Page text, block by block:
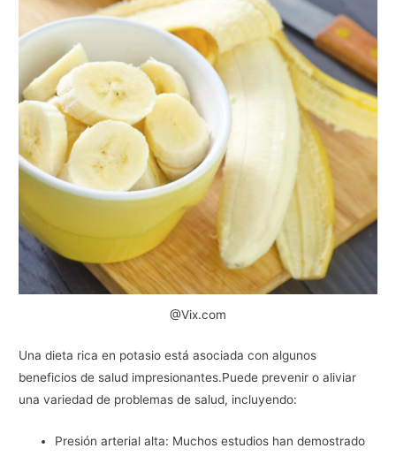
@Vix.com
Una dieta rica en potasio está asociada con algunos
beneficios de salud impresionantes.Puede prevenir o aliviar
una variedad de problemas de salud, incluyendo:
Presión arterial alta: Muchos estudios han demostrado